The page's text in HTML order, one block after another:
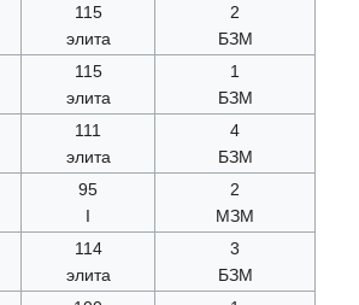
115
элита
2
БЗМ
115
элита
1
БЗМ
111
элита
4
БЗМ
95
I
2
МЗМ
114
элита
3
БЗМ